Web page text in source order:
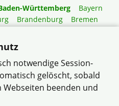
Württemberg
Bayern
Brandenburg
Bremen
Saarland
Holstein
Thüringen
Gartenberatung
notwendige Session-
gelöscht, sobald
Webseiten beenden und